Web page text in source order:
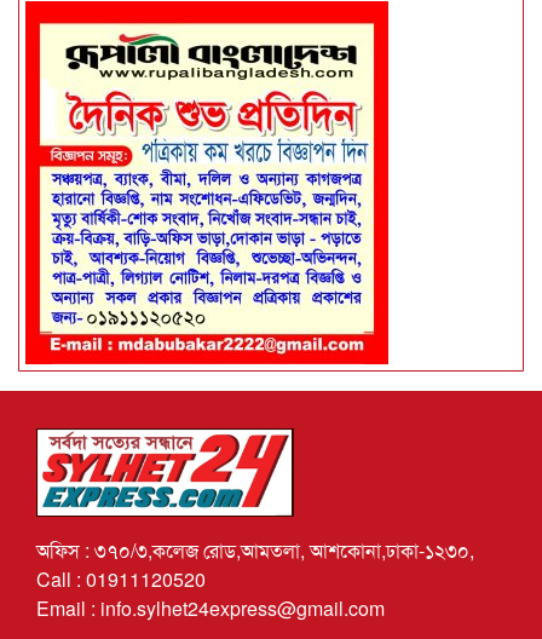
অফিস : ৩৭০/৩,কলেজ রোড,আমতলা, আশকোনা,ঢাকা-১২৩০,
Call : 01911120520
Email : info.sylhet24express@gmail.com